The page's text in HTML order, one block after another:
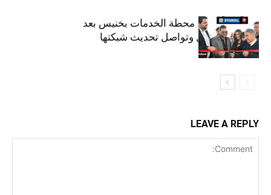
ستارأويل تفتتح محطة الخدمات بخنيس بعد
تجديدهابالكامل وتواصل تحديث شبكتها
LEAVE A REPLY